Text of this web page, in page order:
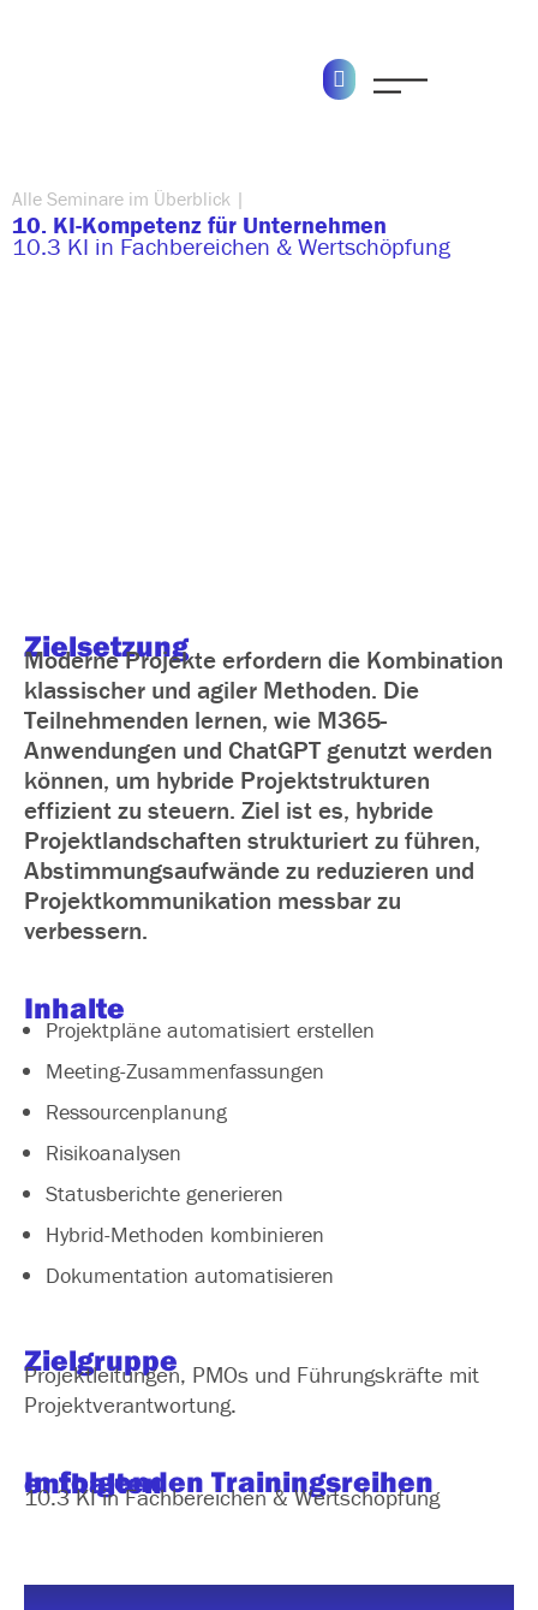
Alle Seminare im Überblick |
10. KI-Kompetenz für Unternehmen
10.3 KI in Fachbereichen & Wertschöpfung
Zielsetzung
Moderne Projekte erfordern die Kombination
klassischer und agiler Methoden. Die
Teilnehmenden lernen, wie M365-
Anwendungen und ChatGPT genutzt werden
können, um hybride Projektstrukturen
effizient zu steuern. Ziel ist es, hybride
Projektlandschaften strukturiert zu führen,
Abstimmungsaufwände zu reduzieren und
Projektkommunikation messbar zu
verbessern.
Inhalte
Projektpläne automatisiert erstellen
Meeting-Zusammenfassungen
Ressourcenplanung
Risikoanalysen
Statusberichte generieren
Hybrid-Methoden kombinieren
Dokumentation automatisieren
Zielgruppe
Projektleitungen, PMOs und Führungskräfte mit
Projektverantwortung.
In folgenden Trainingsreihen enthalten
10.3 KI in Fachbereichen & Wertschöpfung